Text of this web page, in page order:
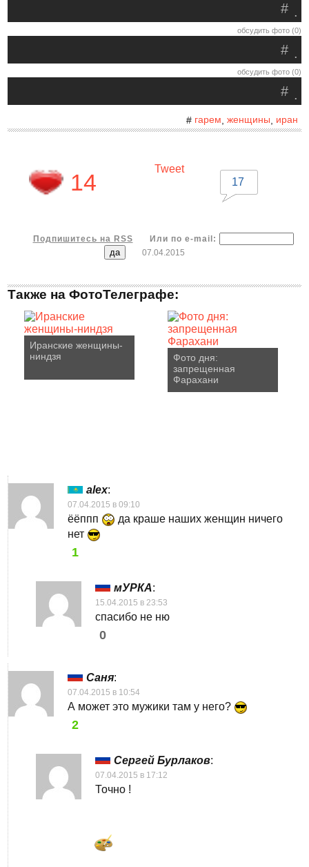
.
#
обсудить фото (0)
.
#
обсудить фото (0)
.
#
# гарем женщины иран
14
Tweet
17
Подпишитесь на RSS
Или по e-mail:
07.04.2015
Также на ФотоТелеграфе:
Иранские женщины-
ниндзя
Фото дня:
запрещенная
Фарахани
alex:
07.04.2015 в 09:10
ёёппп
да краше наших женщин ничего
нет
1
мУРКА:
15.04.2015 в 23:53
спасибо не ню
0
Саня:
07.04.2015 в 10:54
А может это мужики там у него?
2
Сергей Бурлаков:
07.04.2015 в 17:12
Точно !